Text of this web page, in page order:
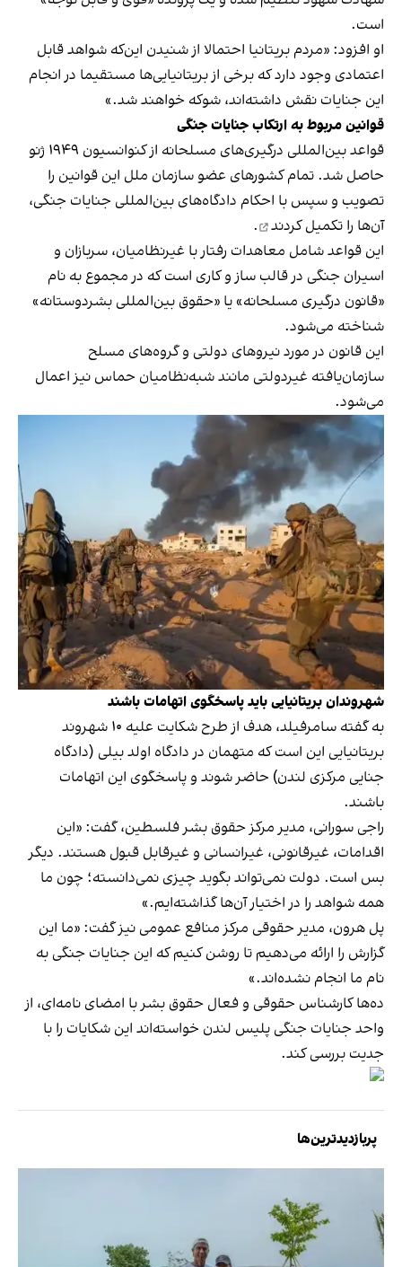
است.
او افزود: «مردم بریتانیا احتمالا از شنیدن این‌که شواهد قابل
اعتمادی وجود دارد که برخی از بریتانیایی‌ها مستقیما در انجام
این جنایات نقش داشته‌اند، شوکه خواهند شد.»
قوانین مربوط به ارتکاب جنایات جنگی
قواعد بین‌المللی درگیری‌های مسلحانه از کنوانسیون ۱۹۴۹ ژنو
حاصل شد. تمام کشورهای عضو سازمان ملل این قوانین را
تصویب و سپس با احکام دادگاه‌های بین‌المللی جنایات جنگی،
آن‌ها را تکمیل کردند
.
این قواعد شامل معاهدات رفتار با غیرنظامیان، سربازان و
اسیران جنگی در قالب ساز و کاری است که در مجموع به نام
«قانون درگیری مسلحانه» یا «حقوق بین‌المللی بشردوستانه»
شناخته می‌شود.
این قانون در مورد نیروهای دولتی و گروه‌های مسلح
سازمان‌یافته غیردولتی مانند شبه‌نظامیان حماس نیز اعمال
می‌شود.
شهروندان بریتانیایی باید پاسخگوی اتهامات باشند
به گفته سامرفیلد، هدف از طرح شکایت علیه ۱۰ شهروند
بریتانیایی این است که متهمان در دادگاه اولد بیلی (دادگاه
جنایی مرکزی لندن) حاضر شوند و پاسخگوی این اتهامات
باشند.
راجی سورانی، مدیر مرکز حقوق بشر فلسطین، گفت: «این
اقدامات، غیرقانونی، غیرانسانی و غیرقابل قبول هستند. دیگر
بس است. دولت نمی‌تواند بگوید چیزی نمی‌دانسته؛ چون ما
همه شواهد را در اختیار آن‌ها گذاشته‌ایم.»
پل هرون، مدیر حقوقی مرکز منافع عمومی نیز گفت: «ما این
گزارش را ارائه می‌دهیم تا روشن کنیم که این جنایات جنگی به
نام ما انجام نشده‌اند.»
ده‌ها کارشناس حقوقی و فعال حقوق بشر با امضای نامه‌ای، از
واحد جنایات جنگی پلیس لندن خواسته‌اند این شکایات را با
جدیت بررسی کند.
پربازدیدترین‌ها